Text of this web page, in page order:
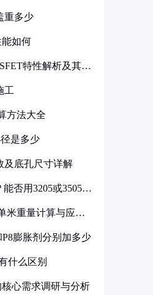
重多少
如何
特性解析及其在
工
方法大全
是多少
及底孔尺寸详解
否用3205或3505代
米重量计算与应用
膨胀剂分别加多少
什么区别
心需求调研与分析